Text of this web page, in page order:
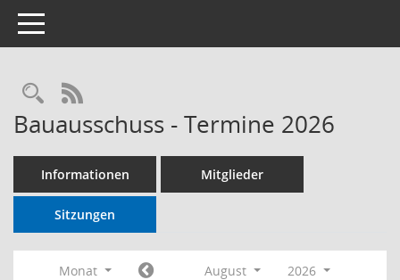
Toggle navigation
RSS-Feed
Bauausschuss - Termine 2026
Informationen Mitglieder
Sitzungen
Monat August
2026